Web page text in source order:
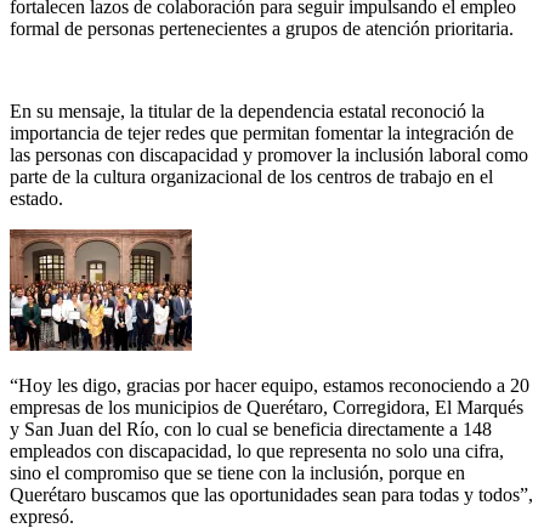
fortalecen lazos de colaboración para seguir impulsando el empleo
formal de personas pertenecientes a grupos de atención prioritaria.
En su mensaje, la titular de la dependencia estatal reconoció la
importancia de tejer redes que permitan fomentar la integración de
las personas con discapacidad y promover la inclusión laboral como
parte de la cultura organizacional de los centros de trabajo en el
estado.
“Hoy les digo, gracias por hacer equipo, estamos reconociendo a 20
empresas de los municipios de Querétaro, Corregidora, El Marqués
y San Juan del Río, con lo cual se beneficia directamente a 148
empleados con discapacidad, lo que representa no solo una cifra,
sino el compromiso que se tiene con la inclusión, porque en
Querétaro buscamos que las oportunidades sean para todas y todos”,
expresó.